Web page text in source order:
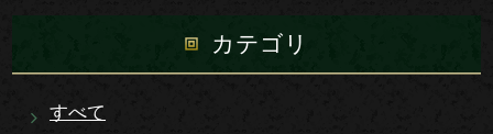
カテゴリ
すべて